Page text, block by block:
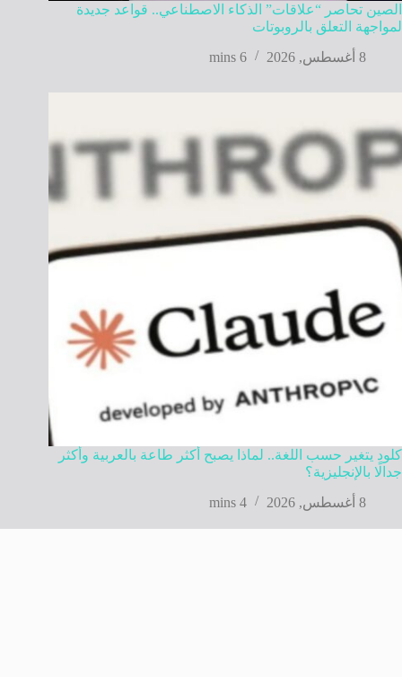
الصين تحاصر “علاقات” الذكاء الاصطناعي.. قواعد جديدة
لمواجهة التعلق بالروبوتات
8 أغسطس, 2026
6 mins
كلود يتغير حسب اللغة.. لماذا يصبح أكثر طاعة بالعربية وأكثر
جدالًا بالإنجليزية؟
8 أغسطس, 2026
4 mins